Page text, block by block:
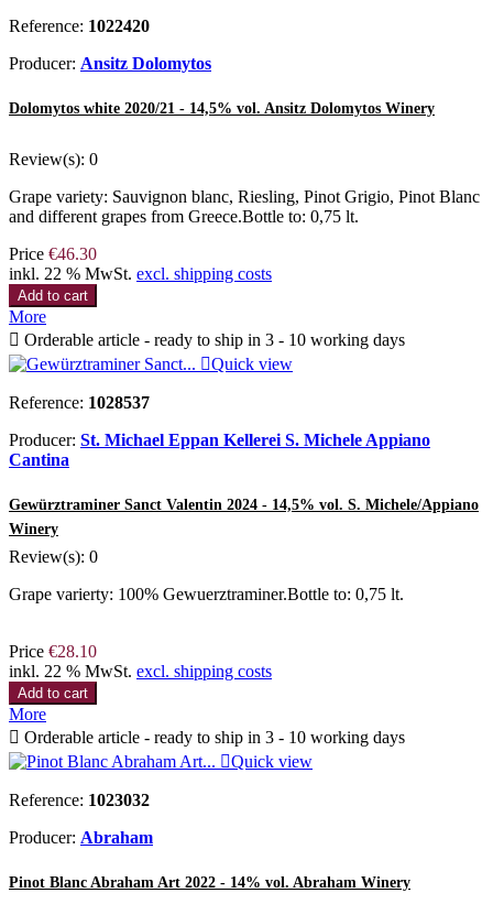
Reference: 1022420
Producer: Ansitz Dolomytos
Dolomytos white 2020/21 - 14,5% vol. Ansitz Dolomytos Winery
Review(s): 0
Grape variety: Sauvignon blanc, Riesling, Pinot Grigio, Pinot Blanc
and different grapes from Greece.Bottle to: 0,75 lt.
Price €46.30
inkl. 22 % MwSt. excl. shipping costs
Add to cart
More
 Orderable article - ready to ship in 3 - 10 working days
Quick view
Reference: 1028537
Producer: St. Michael Eppan Kellerei S. Michele Appiano
Cantina
Gewürztraminer Sanct Valentin 2024 - 14,5% vol. S. Michele/Appiano
Winery
Review(s): 0
Grape varierty: 100% Gewuerztraminer.Bottle to: 0,75 lt.
Price €28.10
inkl. 22 % MwSt. excl. shipping costs
Add to cart
More
 Orderable article - ready to ship in 3 - 10 working days
Quick view
Reference: 1023032
Producer: Abraham
Pinot Blanc Abraham Art 2022 - 14% vol. Abraham Winery